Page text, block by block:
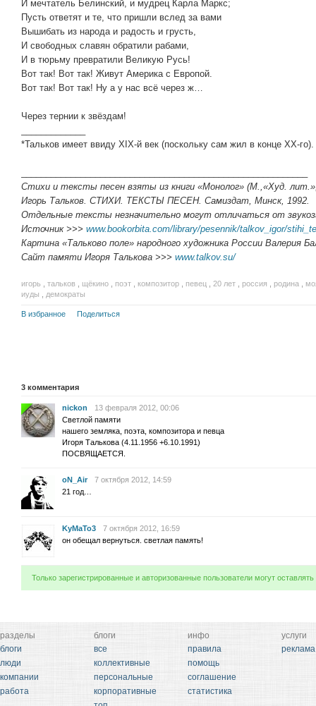
И мечтатель Белинский, и мудрец Карла Маркс;
Пусть ответят и те, что пришли вслед за вами
Вышибать из народа и радость и грусть,
И свободных славян обратили рабами,
И в тюрьму превратили Великую Русь!
Вот так! Вот так! Живут Америка с Европой.
Вот так! Вот так! Ну а у нас всё через ж…
Через тернии к звёздам!
*Тальков имеет ввиду XIX-й век (поскольку сам жил в конце XX-го).
Стихи и тексты песен взяты из книги «Монолог» (М.,«Худ.
Игорь Тальков. СТИХИ. ТЕКСТЫ ПЕСЕН. Самиздат, Минск, 1992.
Отдельные тексты незначительно могут отличаться от
Источник >>> www.bookorbita.com/library/pesennik/talkov_igor/
Картина «Тальково поле» народного художника России Валерия
Сайт памяти Игоря Талькова >>> www.talkov.su/
игорь тальков щёкино поэт композитор певец 20 лет россия родина
иуды
демократы
В избранное Поделиться
3 комментария
nickon
13 февраля 2012, 00:06
Светлой памяти
нашего земляка, поэта, композитора и певца
Игоря Талькова (4.11.1956 +6.10.1991)
ПОСВЯЩАЕТСЯ.
oN_Air
7 октября 2012, 14:59
21 год…
KyMaTo3
7 октября 2012, 16:59
он обещал вернуться. светлая память!
Только зарегистрированные и авторизованные пользователи могут
разделы
блоги
люди
компании
работа
блоги
все
коллективные
персональные
корпоративные
инфо
правила
помощь
соглашение
статистика
услуги
реклама